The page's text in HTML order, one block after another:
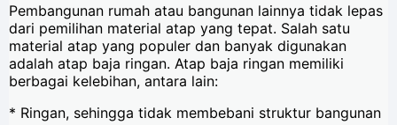
Pembangunan rumah atau bangunan lainnya tidak lepas
dari pemilihan material atap yang tepat. Salah satu
material atap yang populer dan banyak digunakan
adalah atap baja ringan. Atap baja ringan memiliki
berbagai kelebihan, antara lain:
* Ringan, sehingga tidak membebani struktur bangunan